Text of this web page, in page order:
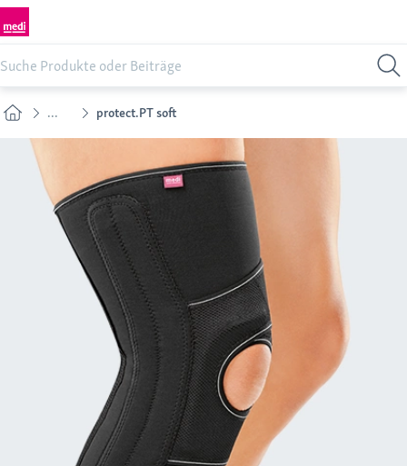
... protect.PT soft